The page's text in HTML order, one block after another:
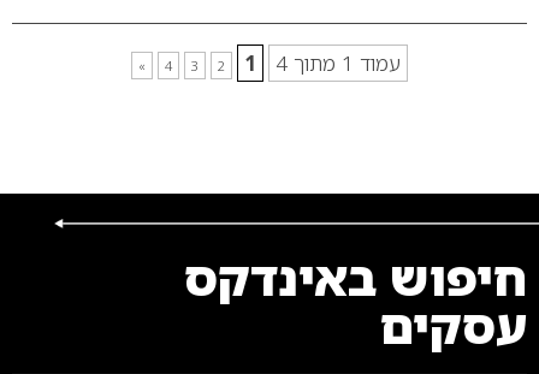
עמוד 1 מתוך 4 1
2
3
4
»
חיפוש באינדקס
עסקים